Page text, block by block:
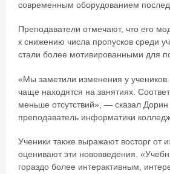
современным оборудованием
Преподаватели отмечают, что его
к снижению числа пропусков среди
стали более мотивированными для
«Мы заметили изменения у
чаще находятся на занятиях.
меньше отсутствий», — сказал Дорин
преподаватель информатики
Ученики также выражают восторг от
оценивают эти нововведения.
гораздо более интерактивным,